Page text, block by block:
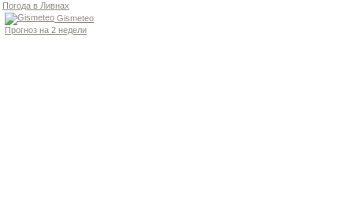
Погода в Ливнах
Gismeteo
Прогноз на 2 недели